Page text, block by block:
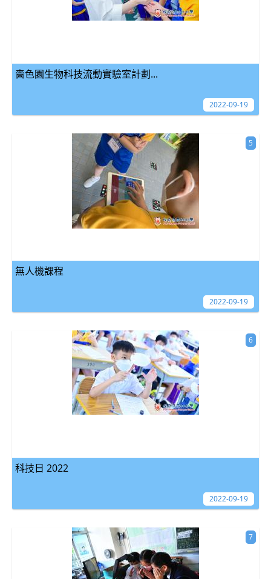
嗇色園生物科技流動實驗室計劃...
2022-09-19
無人機課程
5
2022-09-19
科技日 2022
6
2022-09-19
7